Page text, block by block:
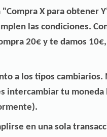
"Compra X para obtener
las condiciones.
20€ y te damos
a los tipos cambiarios.
intercambiar tu moneda
en una sola